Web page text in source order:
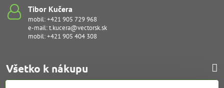
Tibor Kučera
mobil:+421 905 729 968
e-mail:t.kucera@vectorsk.sk
mobil:+421 905 404 308
Všetko k nákupu